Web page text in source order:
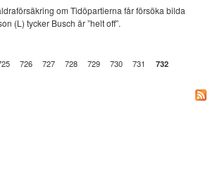
om Tidöpartierna får försöka bilda
(L) tycker Busch är ”helt off”.
726 727 728 729 730 731 732